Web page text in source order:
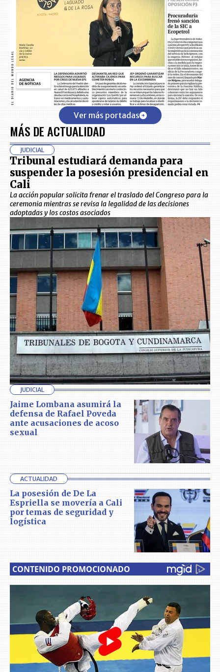
Ver más portadas
MÁS DE ACTUALIDAD
JUDICIAL
Tribunal estudiará demanda para
suspender la posesión presidencial en
Cali
La acción popular solicita frenar el traslado del Congreso para la
ceremonia mientras se revisa la legalidad de las decisiones
adoptadas y los costos asociados
JUDICIAL
Jaime Lombana asumirá la
defensa de Rafael Poveda
ante acusaciones de acoso
sexual
ACTUALIDAD
La posesión de De La
Espriella se movería a Cali
por temas de seguridad y
logística